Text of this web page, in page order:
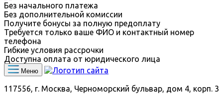
Без начального платежа
Без дополнительной комиссии
Получите бонусы за полную предоплату
Требуется только ваше ФИО и контактный номер
телефона
Гибкие условия рассрочки
Доступна оплата от юридического лица
Меню
117556, г. Москва, Черноморский бульвар, дом 4, корп. 3